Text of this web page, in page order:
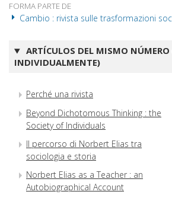
FORMA PARTE DE
Cambio : rivista sulle trasformazioni
ARTÍCULOS DEL MISMO
INDIVIDUALMENTE)
Perché una rivista
Beyond Dichotomous Thinking : the
Society of Individuals
Il percorso di Norbert Elias tra
sociologia e storia
Norbert Elias as a Teacher : an
Autobiographical Account